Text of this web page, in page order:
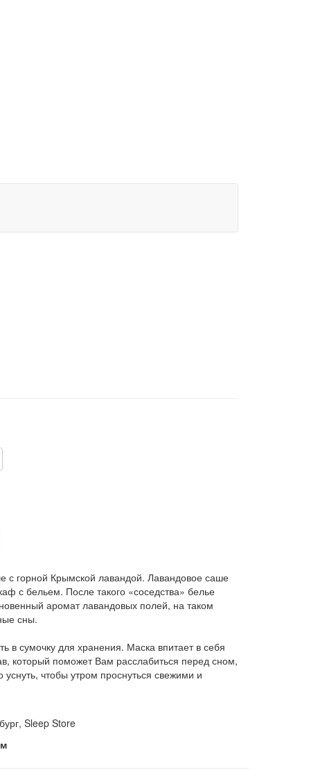
горной Крымской лавандой. Лавандовое саше
с бельем. После такого «соседства» белье
аромат лавандовых полей, на таком
сны.
в сумочку для хранения. Маска впитает в себя
который поможет Вам расслабиться перед сном,
уснуть, чтобы утром проснуться свежими и
Sleep Store